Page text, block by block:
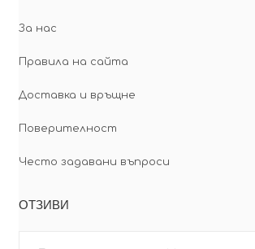
За нас
Правила на сайта
Доставка и връщне
Поверителност
Често задавани въпроси
ОТЗИВИ